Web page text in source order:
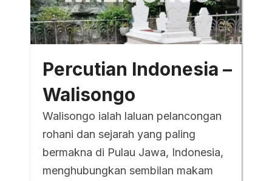
Percutian Indonesia –
Walisongo
Walisongo ialah laluan pelancongan
rohani dan sejarah yang paling
bermakna di Pulau Jawa, Indonesia,
menghubungkan sembilan makam